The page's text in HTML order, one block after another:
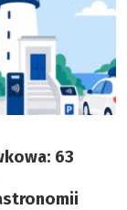
63